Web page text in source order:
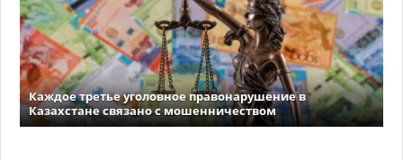
Каждое третье уголовное правонарушение в
Казахстане связано с мошенничеством